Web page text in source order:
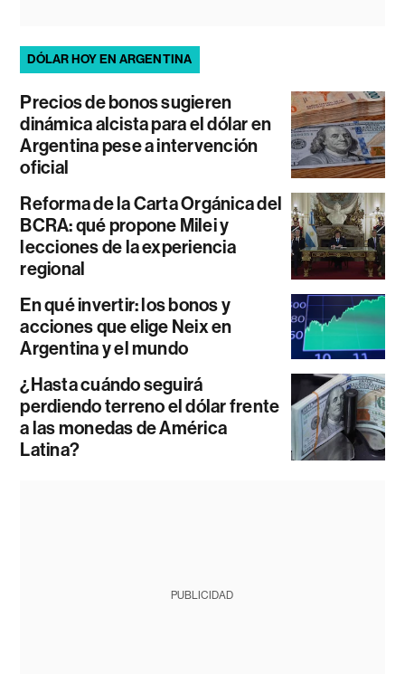
DÓLAR HOY EN ARGENTINA
Precios de bonos sugieren
dinámica alcista para el dólar en
Argentina pese a intervención
oficial
Reforma de la Carta Orgánica del
BCRA: qué propone Milei y
lecciones de la experiencia
regional
En qué invertir: los bonos y
acciones que elige Neix en
Argentina y el mundo
¿Hasta cuándo seguirá
perdiendo terreno el dólar frente
a las monedas de América
Latina?
PUBLICIDAD